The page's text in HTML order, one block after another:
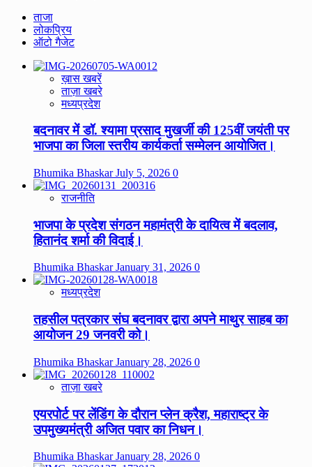
ताजा
लोकप्रिय
ऑटो गैजेट
ख़ास खबरें
ताज़ा खबरे
मध्यप्रदेश
बदनावर में डॉ. श्यामा प्रसाद मुखर्जी की 125वीं जयंती पर
भाजपा का जिला स्तरीय कार्यकर्ता सम्मेलन आयोजित।
Bhumika BhaskarJuly 5, 2026 0
राजनीति
भाजपा के प्रदेश संगठन महामंत्री के दायित्व में बदलाव,
हितानंद शर्मा की विदाई।
Bhumika BhaskarJanuary 31, 2026 0
मध्यप्रदेश
तहसील पत्रकार संघ बदनावर द्वारा अपने माथुर साहब का
आयोजन 29 जनवरी को।
Bhumika BhaskarJanuary 28, 2026 0
ताज़ा खबरे
एयरपोर्ट पर लेंडिंग के दौरान प्लेन क्रैश, महाराष्ट्र के
उपमुख्यमंत्री अजित पवार का निधन।
Bhumika BhaskarJanuary 28, 2026 0